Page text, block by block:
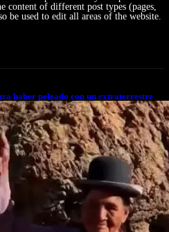
content of different post types (pages,
be used to edit all areas of the website.
haber peleado con un extraterrestre